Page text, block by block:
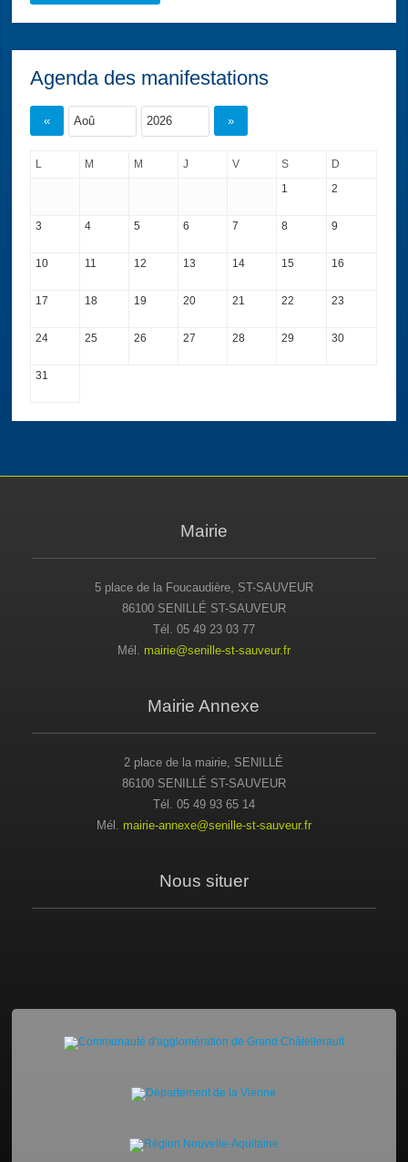
Agenda des manifestations
« »
L M M J V S
D
1
2
3 4 5 6 7 8 9
10 11 12 13 14 15 16
17 18 19 20 21 22 23
24 25 26 27 28 29 30
31
Mairie
5 place de la Foucaudière, ST-SAUVEUR
86100 SENILLÉ ST-SAUVEUR
Tél. 05 49 23 03 77
Mél. mairie@senille-st-sauveur.fr
Mairie Annexe
2 place de la mairie, SENILLÉ
86100 SENILLÉ ST-SAUVEUR
Tél. 05 49 93 65 14
Mél. mairie-annexe@senille-st-sauveur.fr
Nous situer